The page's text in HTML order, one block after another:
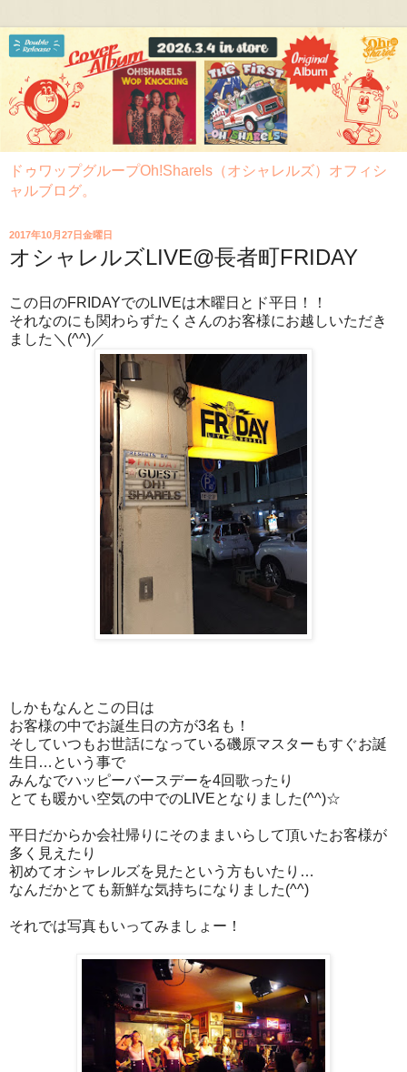
ドゥワップグループOh!Sharels（オシャレルズ）オフィシ
ャルブログ。
2017年10月27日金曜日
オシャレルズLIVE@長者町FRIDAY
この日のFRIDAYでのLIVEは木曜日とド平日！！
それなのにも関わらずたくさんのお客様にお越しいただき
ました＼(^^)／
しかもなんとこの日は
お客様の中でお誕生日の方が3名も！
そしていつもお世話になっている磯原マスターもすぐお誕
生日…という事で
みんなでハッピーバースデーを4回歌ったり
とても暖かい空気の中でのLIVEとなりました(^^)☆
平日だからか会社帰りにそのままいらして頂いたお客様が
多く見えたり
初めてオシャレルズを見たという方もいたり…
なんだかとても新鮮な気持ちになりました(^^)
それでは写真もいってみましょー！